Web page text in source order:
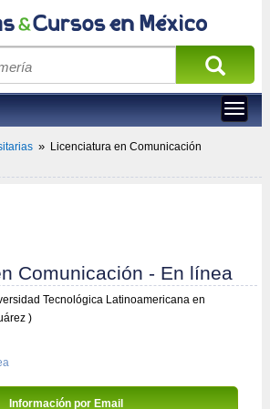
Toggle
» Licenciatura en Comunicación
Comunicación - En línea
Tecnológica Latinoamericana en
)
Información por Email